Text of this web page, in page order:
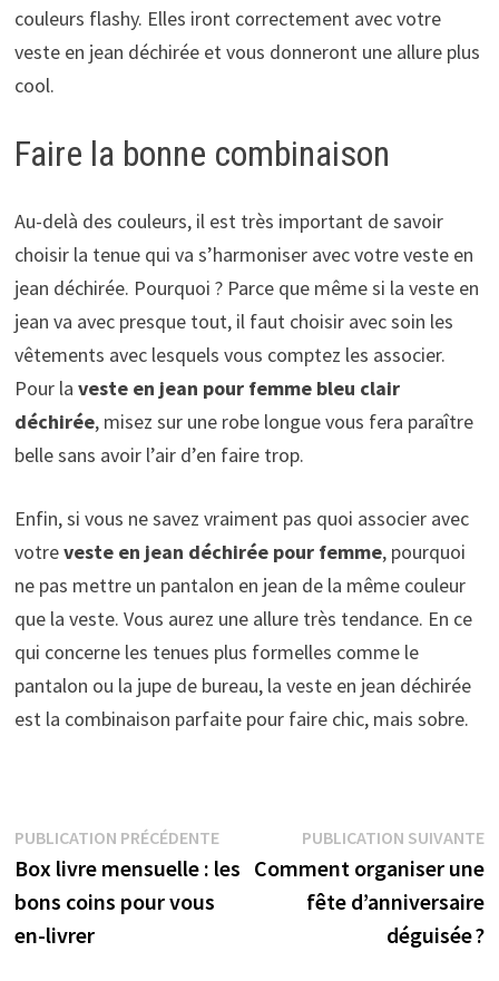
couleurs flashy. Elles iront correctement avec votre
veste en jean déchirée et vous donneront une allure plus
cool.
Faire la bonne combinaison
Au-delà des couleurs, il est très important de savoir
choisir la tenue qui va s’harmoniser avec votre veste en
jean déchirée. Pourquoi ? Parce que même si la veste en
jean va avec presque tout, il faut choisir avec soin les
vêtements avec lesquels vous comptez les associer.
Pour la veste en jean pour femme bleu clair
déchirée, misez sur une robe longue vous fera paraître
belle sans avoir l’air d’en faire trop.
Enfin, si vous ne savez vraiment pas quoi associer avec
votreveste en jean déchirée pour femme, pourquoi
ne pas mettre un pantalon en jean de la même couleur
que la veste. Vous aurez une allure très tendance. En ce
qui concerne les tenues plus formelles comme le
pantalon ou la jupe de bureau, la veste en jean déchirée
est la combinaison parfaite pour faire chic, mais sobre.
Navigation
de
l’article
PUBLICATION PRÉCÉDENTEPublication
précédente :
Box livre mensuelle : les
bons coins pour vous
en-livrer
PUBLICATION SUIVANTE
Comment organiser une
fête d’anniversaire
déguisée ?